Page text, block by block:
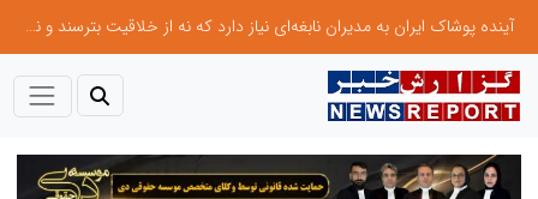
آینده پوشاک ایران به مدیران نابغه‌ای نیاز دارد که نه از خلاقیت بترسند و نه بروکراسی